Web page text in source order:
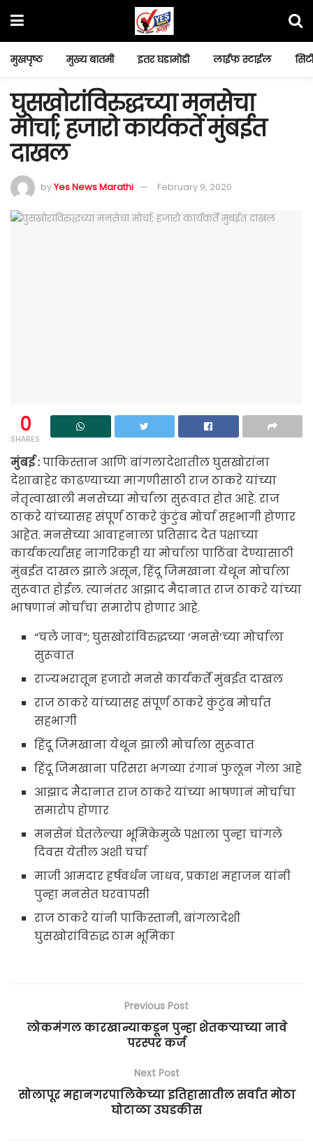
मुखपृष्ठ मुख्य बातमी इतर घडामोडी लाईफ स्टाईल
घुसखोरांविरुद्धच्या मनसेचा
मोर्चा; हजारो कार्यकर्ते मुंबईत
दाखल
byYes News Marathi February 9, 2020
0
SHARES
मुंबई :पाकिस्तान आणि बांगलादेशातील घुसखोरांना
देशाबाहेर काढण्याच्या मागणीसाठी राज ठाकरे यांच्या
नेतृत्वाखाली मनसेच्या मोर्चाला सुरूवात होत आहे. राज
ठाकरे यांच्यासह संपूर्ण ठाकरे कुंटुंब मोर्चा सहभागी होणार
आहेत. मनसेच्या आवाहनाला प्रतिसाद देत पक्षाच्या
कार्यकर्त्यांसह नागरिकही या मोर्चाला पाठिंबा देण्यासाठी
मुंबईत दाखल झाले असून, हिंदू जिमखाना येथून मोर्चाला
सुरूवात होईल. त्यानंतर आझाद मैदानात राज ठाकरे यांच्या
भाषणानं मोर्चाचा समारोप होणार आहे.
“चले जाव”; घुसखोरांविरुद्धच्या ‘मनसे’च्या मोर्चाला
सुरूवात
राज्यभरातून हजारो मनसे कार्यकर्ते मुंबईत दाखल
राज ठाकरे यांच्यासह संपूर्ण ठाकरे कुंटुंब मोर्चात
सहभागी
हिंदू जिमखाना येथून झाली मोर्चाला सुरूवात
हिंदू जिमखाना परिसरा भगव्या रंगानं फुलून गेला आहे
आझाद मैदानात राज ठाकरे यांच्या भाषणानं मोर्चाचा
समारोप होणार
मनसेनं घेतलेल्या भूमिकेमुळे पक्षाला पुन्हा चांगले
दिवस येतील अशी चर्चा
माजी आमदार हर्षवर्धन जाधव, प्रकाश महाजन यांनी
पुन्हा मनसेत घरवापसी
राज ठाकरे यांनी पाकिस्तानी, बांगलादेशी
घुसखोरांविरुद्ध ठाम भूमिका
Previous Post
लोकमंगल कारखान्याकडून पुन्हा शेतकऱ्याच्या नावे
परस्पर कर्ज
Next Post
सोलापूर महानगरपालिकेच्या इतिहासातील सर्वात मोठा
घोटाळा उघडकीस